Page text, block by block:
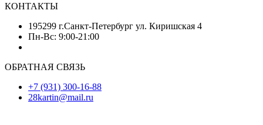
КОНТАКТЫ
195299 г.Санкт-Петербург ул. Киришская 4
Пн-Вс: 9:00-21:00
ОБРАТНАЯ СВЯЗЬ
+7 (931) 300-16-88
28kartin@mail.ru